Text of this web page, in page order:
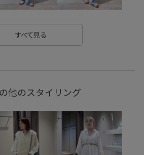
フ ユニセックス
ヴィンテージ
光沢感 別注アイテム
使い 活躍する一着
華やか 落ち感 薄手
な素材感 透け感 通気性
すべて見る
他のスタイリング